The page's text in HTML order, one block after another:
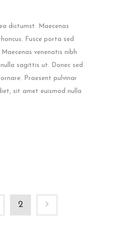
dictumst. Maecenas
Fusce porta sed
venenatis nibh
sagittis ut. Donec sed
Praesent pulvinar
sit amet euismod nulla
2